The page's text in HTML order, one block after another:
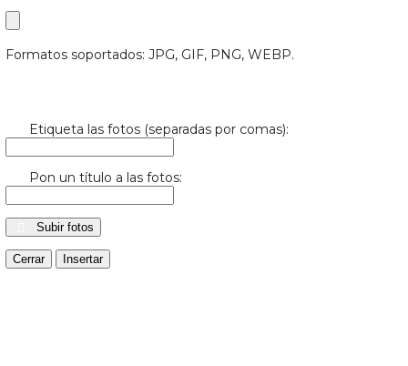
Formatos soportados: JPG, GIF, PNG, WEBP.
Etiqueta las fotos (separadas por comas):
Pon un título a las fotos:
Subir fotos
Cerrar Insertar